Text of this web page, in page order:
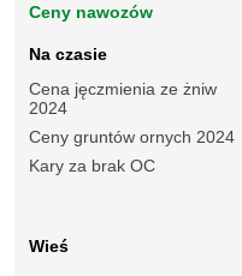
Ceny nawozów
Na czasie
Cena jęczmienia ze żniw
2024
Ceny gruntów ornych 2024
Kary za brak OC
Wieś